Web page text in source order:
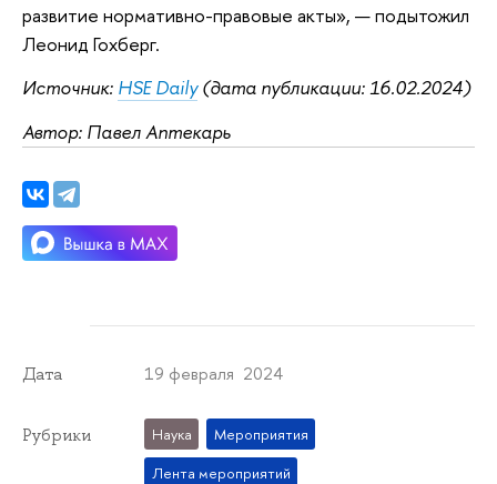
развитие нормативно-правовые акты», — подытожил
Леонид Гохберг.
Источник: HSE Daily(дата публикации: 16.02.2024)
Автор: Павел Аптекарь
Дата 19 февраля 2024
Рубрики Наука
Мероприятия
Лента мероприятий